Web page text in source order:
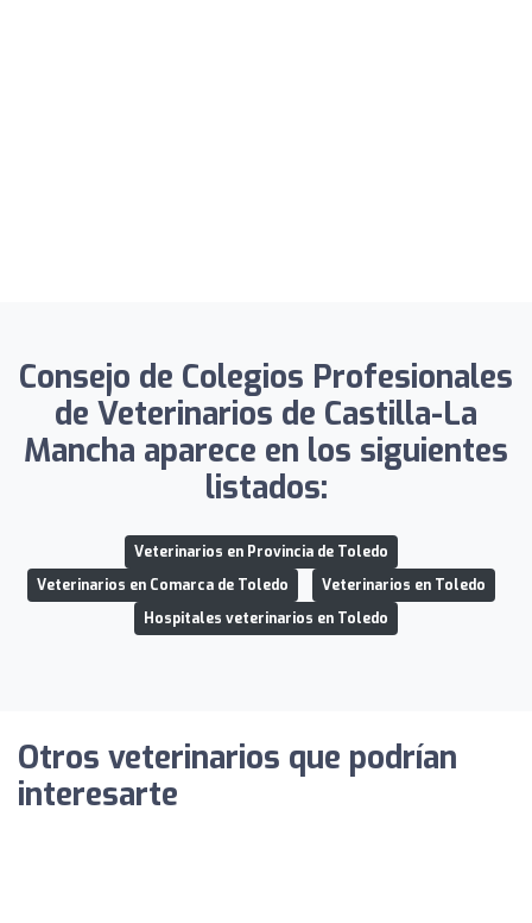
Consejo de Colegios Profesionales
de Veterinarios de Castilla-La
Mancha aparece en los siguientes
listados:
Veterinarios en Provincia de Toledo
Veterinarios en Comarca de Toledo
Veterinarios en Toledo
Hospitales veterinarios en Toledo
Otros veterinarios que podrían
interesarte